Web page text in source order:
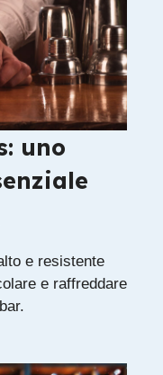
uno
e resistente
e raffreddare